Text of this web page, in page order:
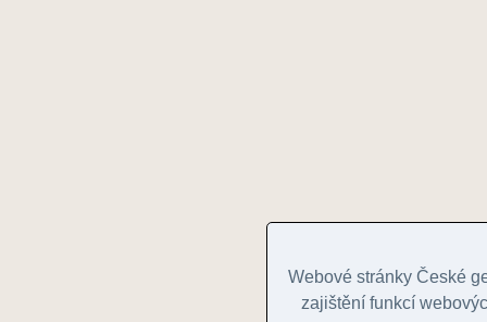
Webové stránky České
zajištění funkcí